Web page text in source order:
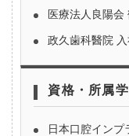
医療法人良陽会
政久歯科醫院 入
資格・所属
日本口腔インプ